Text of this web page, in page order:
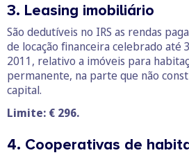
3. Leasing imobiliário
São dedutíveis no IRS as rendas
de locação financeira celebrado até
2011, relativo a imóveis para
permanente, na parte que não
capital.
Limite: € 296.
4. Cooperativas de